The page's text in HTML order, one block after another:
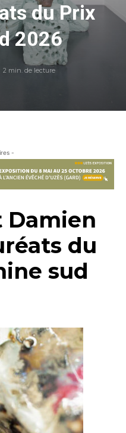
du Prix
2026
2 min. de lecture
-
Damien
du
sud